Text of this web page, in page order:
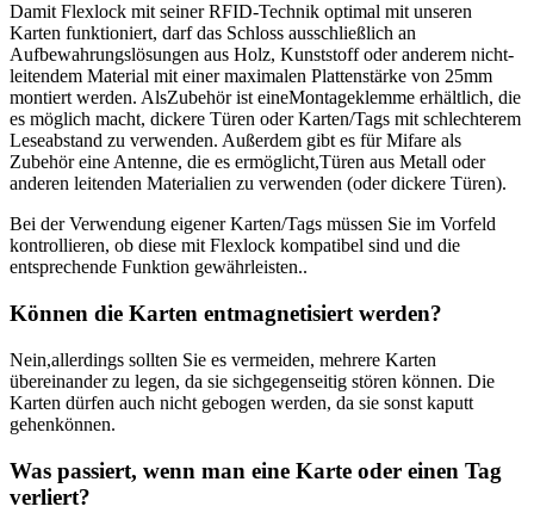
Damit Flexlock mit seiner RFID-Technik optimal mit unseren
Karten funktioniert, darf das Schloss ausschließlich an
Aufbewahrungslösungen aus Holz, Kunststoff oder anderem nicht-
leitendem Material mit einer maximalen Plattenstärke von 25mm
montiert werden. AlsZubehör ist eineMontageklemme erhältlich, die
es möglich macht, dickere Türen oder Karten/Tags mit schlechterem
Leseabstand zu verwenden. Außerdem gibt es für Mifare als
Zubehör eine Antenne, die es ermöglicht,Türen aus Metall oder
anderen leitenden Materialien zu verwenden (oder dickere Türen).
Bei der Verwendung eigener Karten/Tags müssen Sie im Vorfeld
kontrollieren, ob diese mit Flexlock kompatibel sind und die
entsprechende Funktion gewährleisten..
Können die Karten entmagnetisiert werden?
Nein,allerdings sollten Sie es vermeiden, mehrere Karten
übereinander zu legen, da sie sichgegenseitig stören können. Die
Karten dürfen auch nicht gebogen werden, da sie sonst kaputt
gehenkönnen.
Was passiert, wenn man eine Karte oder einen Tag
verliert?